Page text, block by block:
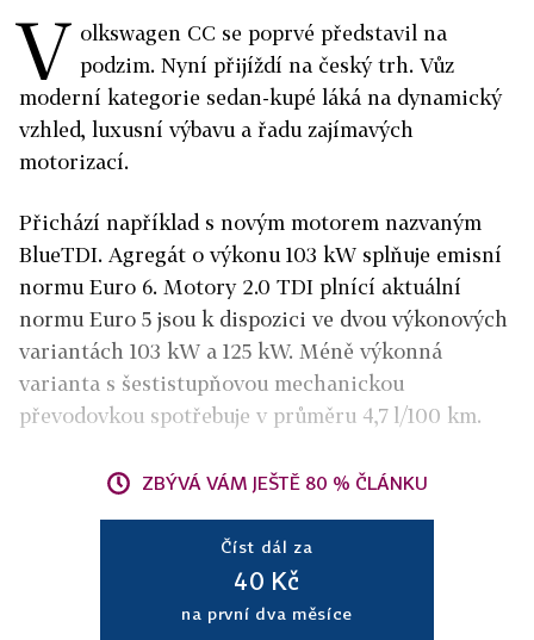
V olkswagen CC se poprvé představil na
podzim. Nyní přijíždí na český trh. Vůz
moderní kategorie sedan-kupé láká na dynamický
vzhled, luxusní výbavu a řadu zajímavých
motorizací.
Přichází například s novým motorem nazvaným
BlueTDI. Agregát o výkonu 103 kW splňuje emisní
normu Euro 6. Motory 2.0 TDI plnící aktuální
normu Euro 5 jsou k dispozici ve dvou výkonových
variantách 103 kW a 125 kW. Méně výkonná
varianta s šestistupňovou mechanickou
převodovkou spotřebuje v průměru 4,7 l/100 km.
ZBÝVÁ VÁM JEŠTĚ 80 % ČLÁNKU
Číst dál za
40 Kč
na první dva měsíce